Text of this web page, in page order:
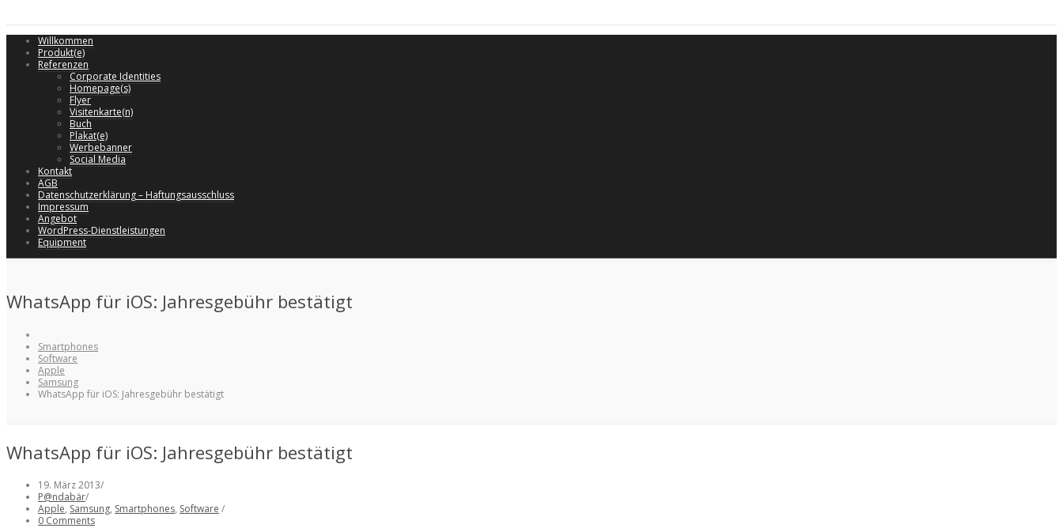
Willkommen
Produkt(e)
Referenzen
Corporate Identities
Homepage(s)
Flyer
Visitenkarte(n)
Buch
Plakat(e)
Werbebanner
Social Media
Kontakt
AGB
Datenschutzerklärung – Haftungsausschluss
Impressum
Angebot
WordPress-Dienstleistungen
Equipment
WhatsApp für iOS: Jahresgebühr bestätigt
Smartphones
Software
Apple
Samsung
WhatsApp für iOS: Jahresgebühr bestätigt
WhatsApp für iOS: Jahresgebühr bestätigt
19. März 2013/
P@ndabär/
Apple, Samsung, Smartphones, Software /
0 Comments